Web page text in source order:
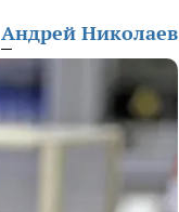
Андрей Николаев